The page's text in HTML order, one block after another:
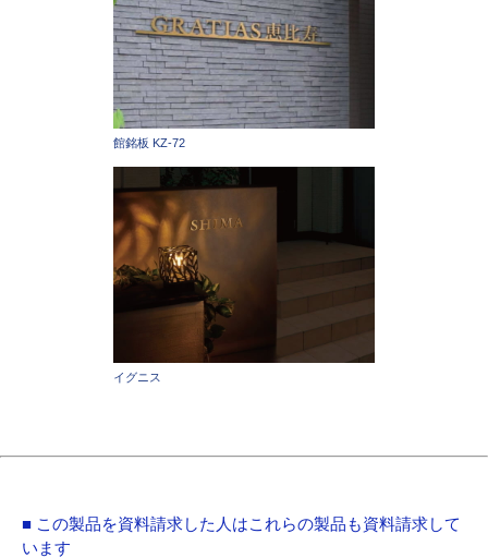
館銘板 KZ-72
イグニス
■ この製品を資料請求した人はこれらの製品も資料請求して
います